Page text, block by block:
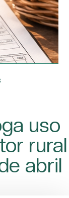
uso
rural
abril